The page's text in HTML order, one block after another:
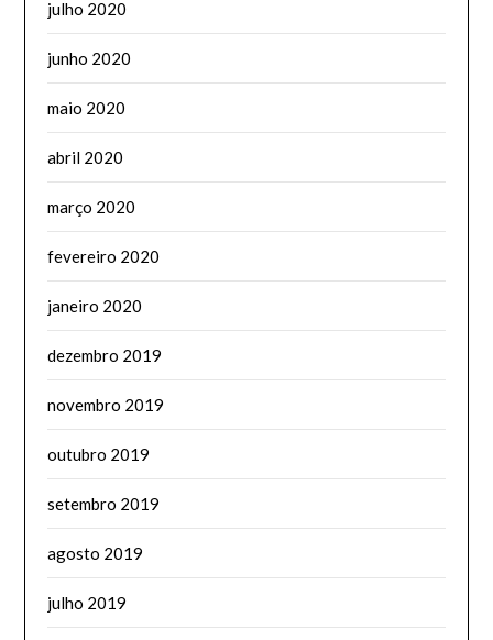
julho 2020
junho 2020
maio 2020
abril 2020
março 2020
fevereiro 2020
janeiro 2020
dezembro 2019
novembro 2019
outubro 2019
setembro 2019
agosto 2019
julho 2019